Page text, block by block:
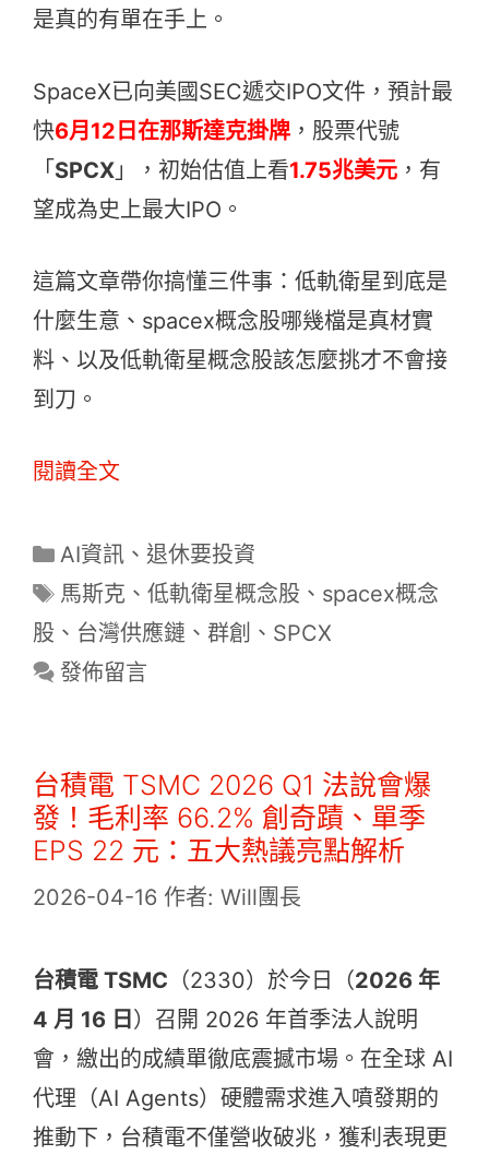
是真的有單在手上。
SpaceX已向美國SEC遞交IPO文件，預計最
快6月12日在那斯達克掛牌 ，股票代號
「 SPCX 」，初始估值上看1.75兆美元 ，有
望成為史上最大IPO。
這篇文章帶你搞懂三件事：低軌衛星到底是
什麼生意、spacex概念股哪幾檔是真材實
料、以及低軌衛星概念股該怎麼挑才不會接
到刀。
閱讀全文
分
類
AI資訊 、 退休要投資
標
籤
馬斯克 、 低軌衛星概念股 、 spacex概念
股 、 台灣供應鏈 、 群創 、 SPCX
發佈留言
台積電 TSMC 2026 Q1 法說會爆
發！毛利率 66.2% 創奇蹟、單季
EPS 22 元：五大熱議亮點解析
2026-04-16 作者: Will團長
台積電 TSMC （2330）於今日（2026 年
4 月 16 日 ）召開 2026 年首季法人說明
會，繳出的成績單徹底震撼市場。在全球 AI
代理（AI Agents）硬體需求進入噴發期的
推動下，台積電不僅營收破兆，獲利表現更